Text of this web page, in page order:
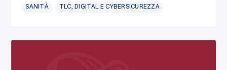
SANITÀ TLC, DIGITAL E CYBERSICUREZZA